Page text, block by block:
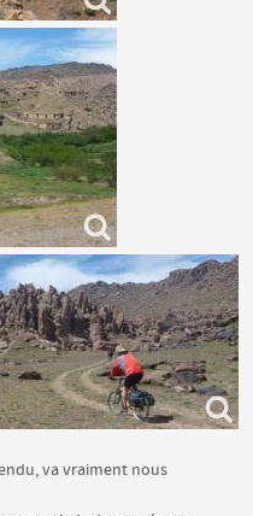
va vraiment nous